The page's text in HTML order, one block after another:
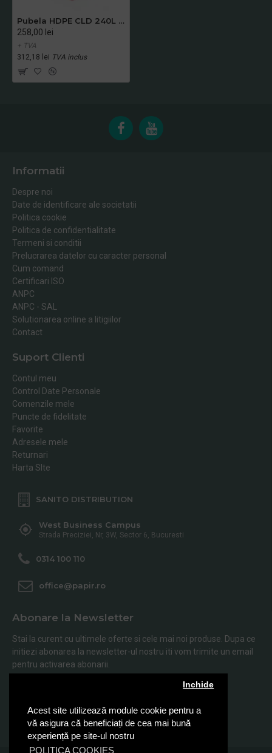
Acest site utilizează module cookie pentru a
vă asigura că beneficiați de cea mai bună
experiență pe site-ul nostru
POLITICA COOKIES
Inchide
Pubela HDPE CLD 240L rosie - Transport Inclus
258,00 lei
+ TVA
312,18 lei TVA inclus
Informatii
Despre noi
Date de identificare ale societatii
Politica cookie
Politica de confidentialitate
Termeni si conditii
Prelucrarea datelor cu caracter personal
Cum comand
Certificari ISO
ANPC
ANPC - SAL
Solutionarea online a litigiilor
Contact
Suport Clienti
Contul meu
Control Date Personale
Comenzile mele
Puncte de fidelitate
Favorite
Adresele mele
Returnari
Harta SIte
SANITO DISTRIBUTION
West Business Campus
Strada Preciziei, Nr, 3W, Sector 6, Bucuresti
0314 100 110
office@papir.ro
Abonare la Newsletter
Stai la curent cu ultimele oferte si cele mai noi produse. Dupa ce
initiezi abonarea la newsletter-ul nostru iti vom trimite un email
pentru activarea abonarii.
Abonare
Am citit şi sunt de acord cu Politica de Confidentialitate